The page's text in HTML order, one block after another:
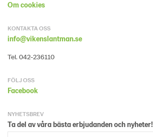
Om cookies
KONTAKTA OSS
info@vikenslantman.se
Tel. 042-236110
FÖLJ OSS
Facebook
NYHETSBREV
Ta del av våra bästa erbjudanden och nyheter!